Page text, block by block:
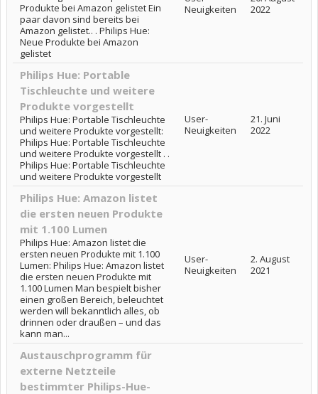
Produkte bei Amazon gelistet Ein
paar davon sind bereits bei
Amazon gelistet.. . Philips Hue:
Neue Produkte bei Amazon
gelistet
Neuigkeiten
2022
Philips Hue: Portable
Tischleuchte und weitere
Produkte vorgestellt
Philips Hue: Portable Tischleuchte
und weitere Produkte vorgestellt:
Philips Hue: Portable Tischleuchte
und weitere Produkte vorgestellt . .
Philips Hue: Portable Tischleuchte
und weitere Produkte vorgestellt
User-
Neuigkeiten
21. Juni
2022
Philips Hue: Amazon listet
die ersten neuen Produkte
mit 1.100 Lumen
Philips Hue: Amazon listet die
ersten neuen Produkte mit 1.100
Lumen: Philips Hue: Amazon listet
die ersten neuen Produkte mit
1.100 Lumen Man bespielt bisher
einen großen Bereich, beleuchtet
werden will bekanntlich alles, ob
drinnen oder draußen – und das
kann man...
User-
Neuigkeiten
2. August
2021
Austauschprogramm für
externe Netzteile
bestimmter Philips-Hue-